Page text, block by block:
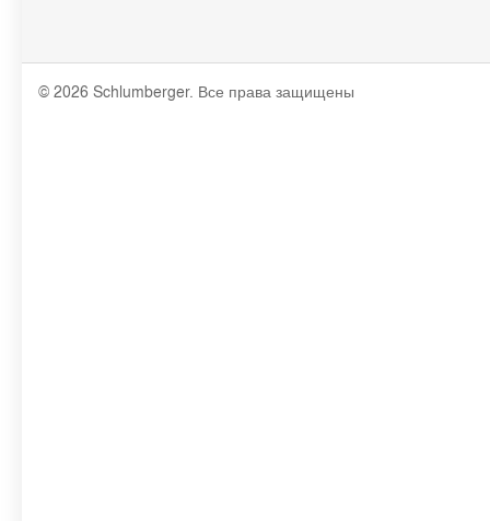
© 2026 Schlumberger. Все права защищены